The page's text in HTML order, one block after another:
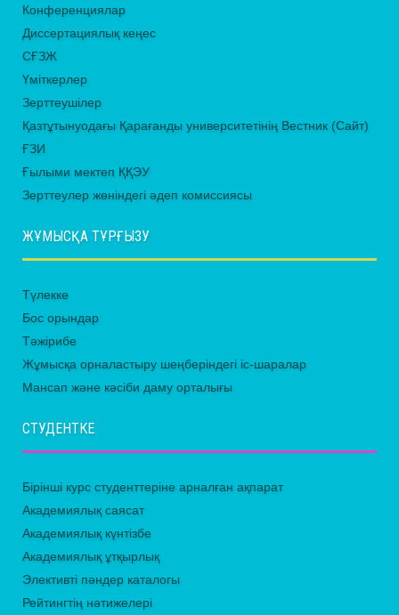
Конференциялар
Диссертациялық кеңес
СҒЗЖ
Үміткерлер
Зерттеушілер
Қазтұтынуодағы Қарағанды университетінің Вестник (Сайт)
ҒЗИ
Ғылыми мектеп ҚҚЭУ
Зерттеулер жөніндегі әдеп комиссиясы
ЖҰМЫСҚА ТҰРҒЫЗУ
Түлекке
Бос орындар
Тәжірибе
Жұмысқа орналастыру шеңберіндегі іс-шаралар
Мансап және кәсіби даму орталығы
СТУДЕНТКЕ
Бірінші курс студенттеріне арналған ақпарат
Академиялық саясат
Академиялық күнтізбе
Академиялық ұтқырлық
Элективті пәндер каталогы
Рейтингтің нәтижелері